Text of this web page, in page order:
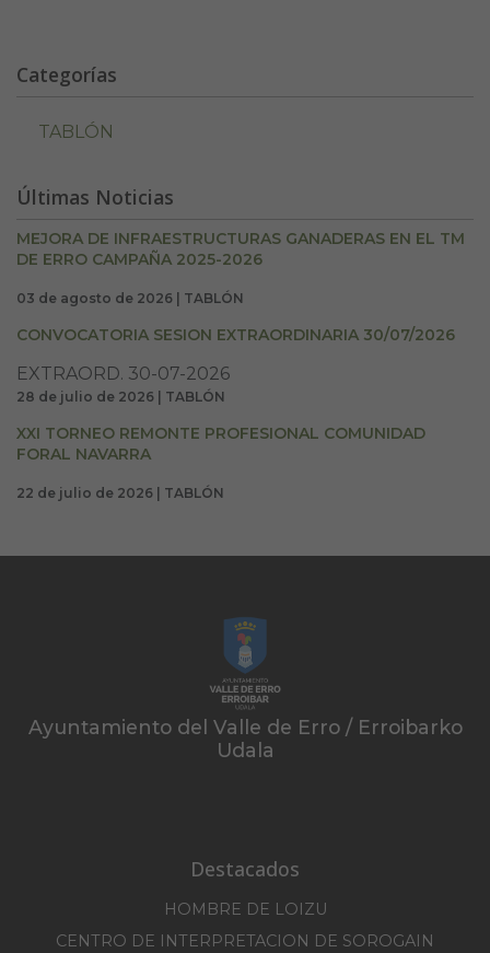
Categorías
TABLÓN
Últimas Noticias
MEJORA DE INFRAESTRUCTURAS GANADERAS EN EL TM
DE ERRO CAMPAÑA 2025-2026
03 de agosto de 2026 | TABLÓN
CONVOCATORIA SESION EXTRAORDINARIA 30/07/2026
EXTRAORD. 30-07-2026
28 de julio de 2026 | TABLÓN
XXI TORNEO REMONTE PROFESIONAL COMUNIDAD
FORAL NAVARRA
22 de julio de 2026 | TABLÓN
Ayuntamiento del Valle de Erro / Erroibarko
Udala
Destacados
HOMBRE DE LOIZU
CENTRO DE INTERPRETACION DE SOROGAIN